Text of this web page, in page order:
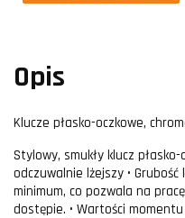
Opis
Klucze płasko-oczkowe,
Stylowy, smukły klucz
odczuwalnie lżejszy •
minimum, co pozwala na
dostępie. • Wartości